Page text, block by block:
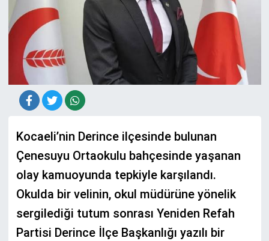
Kocaeli’nin Derince ilçesinde bulunan
Çenesuyu Ortaokulu bahçesinde yaşanan
olay kamuoyunda tepkiyle karşılandı.
Okulda bir velinin, okul müdürüne yönelik
sergilediği tutum sonrası Yeniden Refah
Partisi Derince İlçe Başkanlığı yazılı bir